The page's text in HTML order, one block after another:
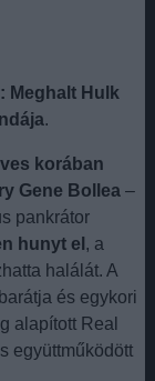
Meghalt Hulk
.
korában
Gene Bollea–
pankrátor
hunyt el , a
halálát. A
és egykori
alapított Real
együttműködött